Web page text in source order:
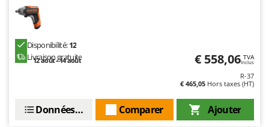
Tornado
Tre Spade
Trev - Abrek - TecnoVIR
Trotec
Udor
Disponibilité:12
Livraison gratuite
12 août - 14 août € 558,06 TVA
Inclus
R-37
€ 465,05 Hors taxes (HT)
Ajouter
Comparer
Données techniques